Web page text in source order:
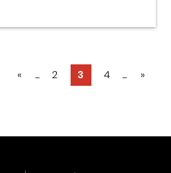
« ... 2 3 4 ... »